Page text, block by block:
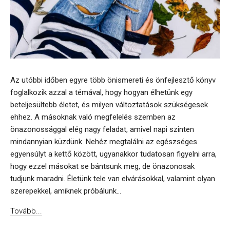
Az utóbbi időben egyre több önismereti és önfejlesztő könyv
foglalkozik azzal a témával, hogy hogyan élhetünk egy
beteljesültebb életet, és milyen változtatások szükségesek
ehhez. A másoknak való megfelelés szemben az
önazonossággal elég nagy feladat, amivel napi szinten
mindannyian küzdünk. Nehéz megtalálni az egészséges
egyensúlyt a kettő között, ugyanakkor tudatosan figyelni arra,
hogy ezzel másokat se bántsunk meg, de önazonosak
tudjunk maradni. Életünk tele van elvárásokkal, valamint olyan
szerepekkel, amiknek próbálunk...
Tovább...